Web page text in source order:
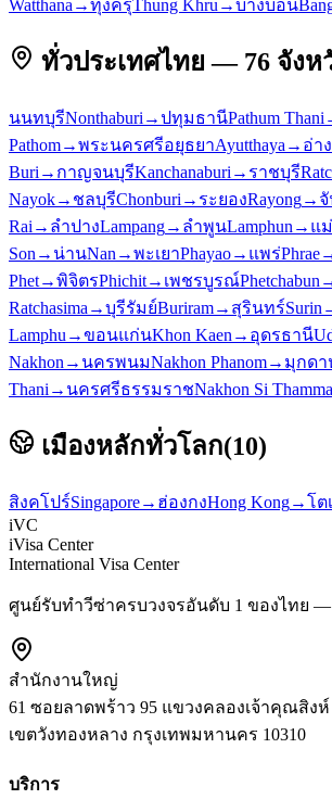
Watthana →ทุ่งครุThung Khru →บางบอน
ทั่วประเทศไทย — 76 จังห
นนทบุรีNonthaburi →ปทุมธานีPathum Thani
Pathom→พระนครศรีอยุธยาAyutthaya → อ่า
Buri → กาญจนบุรีKanchanaburi → ราชบุรี
Nayok→ ชลบุรีChonburi → ระยองRayong→
Rai → ลำปางLampang→ ลำพูนLamphun → แ
Son → น่านNan →พะเยาPhayao→ แพร่Phrae
Phet→พิจิตรPhichit→ เพชรบูรณ์Phetchabun
Ratchasima →บุรีรัมย์Buriram→ สุรินทร์Surin
Lamphu →ขอนแก่นKhon Kaen → อุดรธานี
Nakhon → นครพนมNakhon Phanom→ มุกดา
Thani → นครศรีธรรมราชNakhon Si
เมืองหลักทั่วโลก(10)
สิงคโปร์Singapore→ ฮ่องกงHong Kong→โต
iVC
iVisa Center
International Visa Center
ศูนย์รับทำวีซ่าครบวงจรอันดับ 1 ของไทย —
สำนักงานใหญ่
61 ซอยลาดพร้าว 95 แขวงคลองเจ้าคุณสิงห์
เขตวังทองหลาง กรุงเทพมหานคร 10310
บริการ